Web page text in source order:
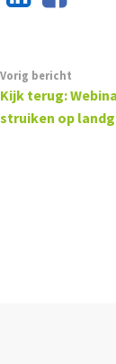
Vorig bericht
Kijk terug:
struiken op